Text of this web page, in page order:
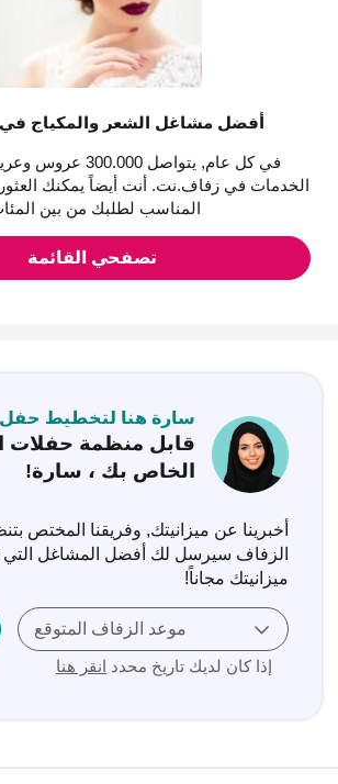
أفضل مشاغل الشعر والمكياج
في كل عام, يتواصل
الخدمات في زفاف.نت. أنت أيضاً يمكنك
المناسب لطلبك من بين
تصفحي القائمة
سارة هنا لتخطيط
قابل منظمة حفلات
الخاص بك ، سارة!
أخبرينا عن ميزانيتك, وفريقنا المختص
الزفاف سيرسل لك أفضل المشاغل
ميزانيتك مجاناً‎!
موعد الزفاف المتوقع
إذا كان لديك تاريخ محدد انقر هنا